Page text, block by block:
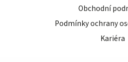
Obchodní
Podmínky ochrany
Kariéra